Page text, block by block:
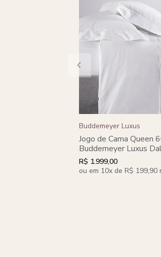
Buddemeyer Luxus
Jogo de Cama Queen
Buddemeyer Luxus
Algodão Penteado
Champagne 4 peças
R$ 1.999,00
ou em 10x de R$ 199,90